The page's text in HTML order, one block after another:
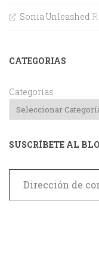
Sonia Unleashed
CATEGORIAS
Categorías
SUSCRÍBETE AL
Dirección de correo electrónico